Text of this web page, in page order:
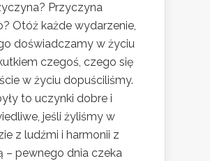
Przyczyna
Otóż każde wydarzenie,
doświadczamy w życiu
czegoś, czego się
w życiu dopuściliśmy.
to uczynki dobre i
jeśli żyliśmy w
z ludźmi i harmonii z
– pewnego dnia czeka